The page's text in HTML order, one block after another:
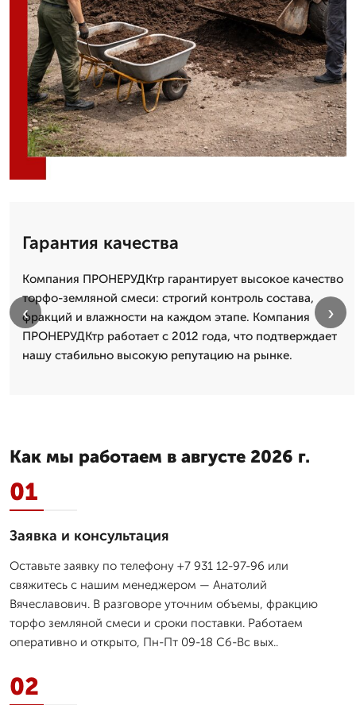
Гарантия качества
Компания ПРОНЕРУДКтр гарантирует высокое качество
торфо-земляной смеси: строгий контроль состава,
фракций и влажности на каждом этапе. Компания
ПРОНЕРУДКтр работает с 2012 года, что подтверждает
нашу стабильно высокую репутацию на рынке.
‹ ›
Как мы работаем в августе 2026 г.
01
Заявка и консультация
Оставьте заявку по телефону +7 931 12-97-96 или
свяжитесь с нашим менеджером — Анатолий
Вячеславович. В разговоре уточним объемы, фракцию
торфо земляной смеси и сроки поставки. Работаем
оперативно и открыто, Пн-Пт 09-18 Сб-Вс вых..
02